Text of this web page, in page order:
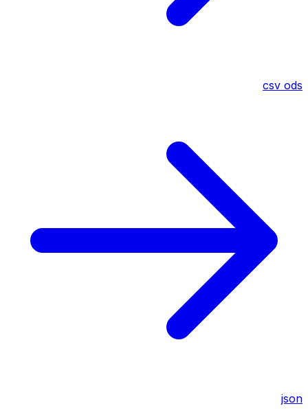
csv ods
json